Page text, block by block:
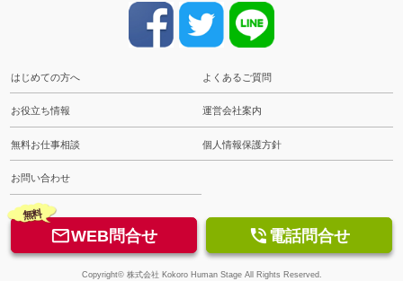
はじめての方へ よくあるご質問
お役立ち情報 運営会社案内
無料お仕事相談 個人情報保護方針
お問い合わせ
無料
WEB問合せ  電話問合せ
Copyright© 株式会社 Kokoro Human Stage All Rights Reserved.